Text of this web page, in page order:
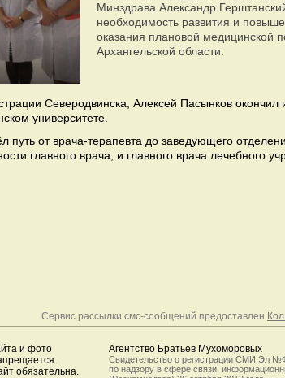
Минздрава Александр
необходимость развития и
оказания плановой медицинской
Архангельской области.
Северодвинска, Алексей Пасынков окончил
университете.
от врача-терапевта до заведующего
главного врача, и главного врача лечебного
Сервис рассылки смс-сообщений предоставлен
и фото
обязательна.
Агентство Братьев Мухоморовых
Свидетельство о регистрации СМИ Эл
по надзору в сфере связи,